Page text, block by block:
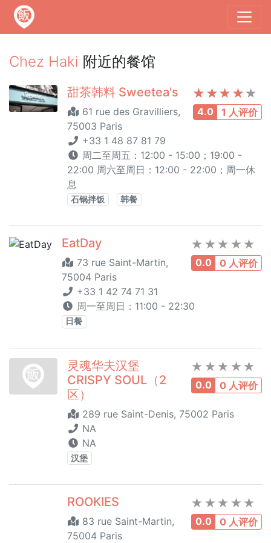
Chez Haki 附近的餐馆
4.0 1 人评价
甜茶韩料 Sweetea's
61 rue des Gravilliers,
75003 Paris
+33 1 48 87 81 79
周二至周五：12:00 - 15:00；19:00 -
22:00 周六至周日：12:00 - 22:00；周一休
息
石锅拌饭 韩餐
0.0 0 人评价
EatDay
73 rue Saint-Martin,
75004 Paris
+33 1 42 74 71 31
周一至周日：11:00 - 22:30
日餐
0.0 0 人评价
灵魂华夫汉堡
CRISPY SOUL（2
区）
289 rue Saint-Denis, 75002 Paris
NA
NA
汉堡
0.0 0 人评价
ROOKIES
83 rue Saint-Martin,
75004 Paris